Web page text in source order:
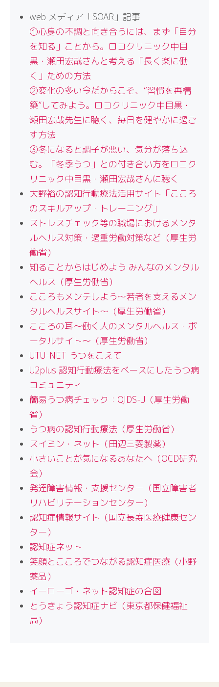
web メディア「SOAR」記事
①心身の不調と向き合うには、まず「自分
を知る」ことから。ロコクリニック中目
黒・瀬田宏哉さんと考える「長く楽に働
く」ための方法
②変化の多い今だからこそ、“習慣を再構
築”してみよう。ロコクリニック中目黒・
瀬田宏哉先生に聴く、毎日を健やかに過ご
す方法
③冬になると調子が悪い、気分が落ち込
む。「冬季うつ」との付き合い方をロコク
リニック中目黒・瀬田宏哉さんに聴く
大野裕の認知行動療法活用サイト「こころ
のスキルアップ・トレーニング」
ストレスチェック等の職場におけるメンタ
ルヘルス対策・過重労働対策など（厚生労
働省）
知ることからはじめよう みんなのメンタル
ヘルス（厚生労働省）
こころもメンテしよう〜若者を支えるメン
タルヘルスサイト〜（厚生労働省）
こころの耳〜働く人のメンタルヘルス・ポ
ータルサイト〜（厚生労働省）
UTU-NET うつをこえて
U2plus 認知行動療法をベースにしたうつ病
コミュニティ
簡易うつ病チェック：QIDS-J（厚生労働
省）
うつ病の認知行動療法（厚生労働省）
スイミン・ネット（田辺三菱製薬）
小さいことが気になるあなたへ（OCD研究
会）
発達障害情報・支援センター（国立障害者
リハビリテーションセンター）
認知症情報サイト（国立長寿医療健康セン
ター）
認知症ネット
笑顔とこころでつながる認知症医療（小野
薬品）
イーローゴ・ネット認知症の合図
とうきょう認知症ナビ（東京都保健福祉
局）